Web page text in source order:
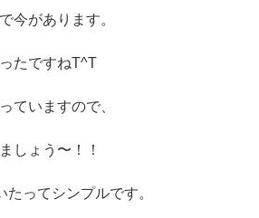
今があります。
たですねT^T
ていますので、
しょう〜！！
ってシンプルです。